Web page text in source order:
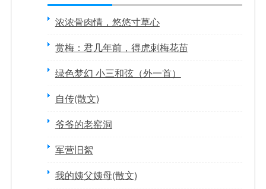
浓浓骨肉情，悠悠寸草心
赏梅：君几年前，得虎刺梅花苗
绿色梦幻 小三和弦（外一首）
自传(散文)
爷爷的老窑洞
军营旧絮
我的姨父姨母(散文)